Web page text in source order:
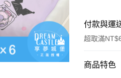
付款與運
超取滿
付款方式
商品特色